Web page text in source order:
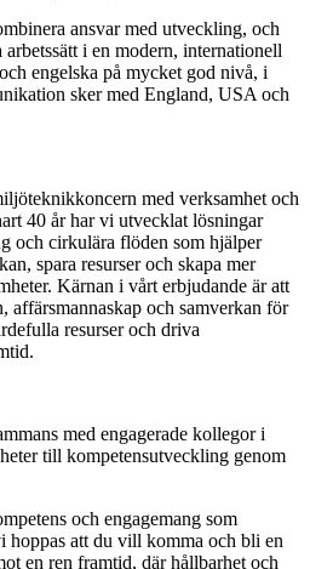
ansvar med utveckling, och
i en modern, internationell
engelska på mycket god nivå, i
sker med England, USA och
med verksamhet och
40 år har vi utvecklat lösningar
och cirkulära flöden som hjälper
spara resurser och skapa mer
Kärnan i vårt erbjudande är att
affärsmannaskap och samverkan för
resurser och driva
med engagerade kollegor i
till kompetensutveckling genom
och engagemang som
hoppas att du vill komma och bli en
en ren framtid, där hållbarhet och